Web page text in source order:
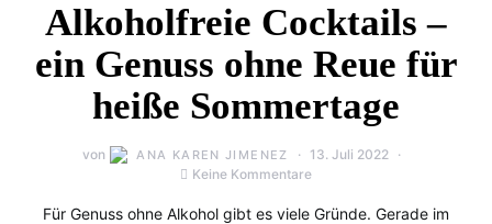
Alkoholfreie Cocktails –
ein Genuss ohne Reue für
heiße Sommertage
von ANA KAREN JIMENEZ
13. Juli 2022
Keine Kommentare
Für Genuss ohne Alkohol gibt es viele Gründe. Gerade im